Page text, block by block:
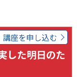
した明日のた
講座を申し込む